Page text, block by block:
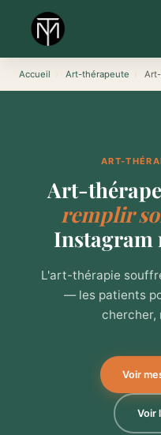
contenu
Accueil Art-thérapeute
ART-
Art-
remplir
Instagram
L'art-thérapie
— les patients
chercher,
Voir
Voir